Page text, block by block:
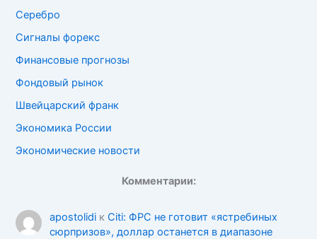
Серебро
Сигналы форекс
Финансовые прогнозы
Фондовый рынок
Швейцарский франк
Экономика России
Экономические новости
Комментарии:
apostolidiк Citi: ФРС не готовит «ястребиных
сюрпризов», доллар останется в диапазоне